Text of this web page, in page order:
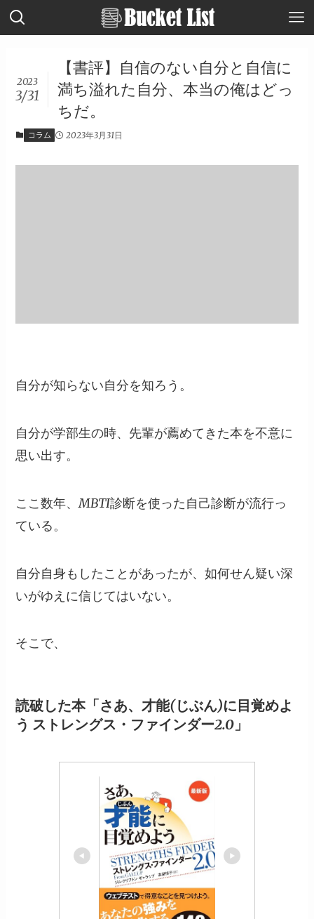
【書評】自信のない自分と自信に
満ち溢れた自分、本当の俺はどっ
ちだ。
2023
3/31
コラム 2023年3月31日
自分が知らない自分を知ろう。
自分が学部生の時、先輩が薦めてきた本を不意に
思い出す。
ここ数年、MBTI診断を使った自己診断が流行っ
ている。
自分自身もしたことがあったが、如何せん疑い深
いがゆえに信じてはいない。
そこで、
読破した本「さあ、才能(じぶん)に目覚めよ
う ストレングス・ファインダー2.0」